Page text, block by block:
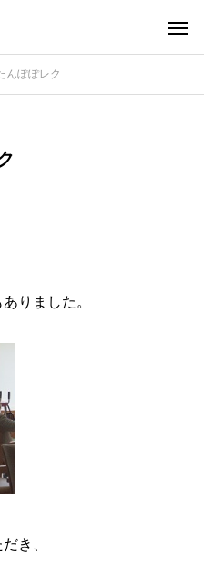
ぽぽレク
ありました。
き、